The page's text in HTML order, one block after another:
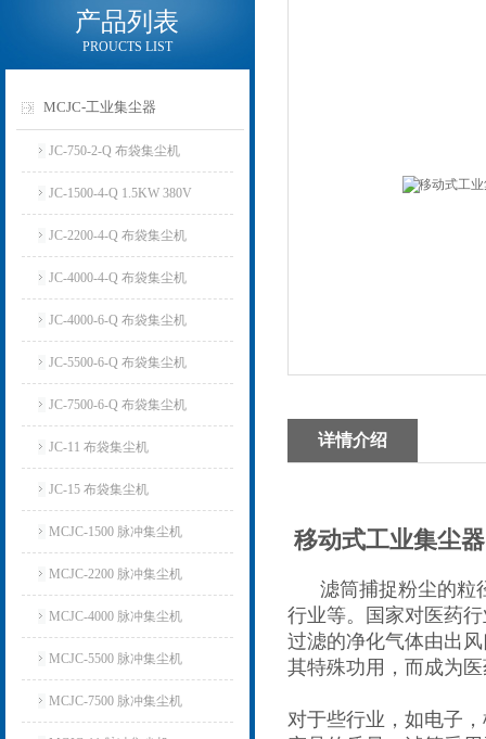
产品列表
PROUCTS LIST
MCJC-工业集尘器
JC-750-2-Q 布袋集尘机
JC-1500-4-Q 1.5KW 380V
JC-2200-4-Q 布袋集尘机
JC-4000-4-Q 布袋集尘机
JC-4000-6-Q 布袋集尘机
JC-5500-6-Q 布袋集尘机
JC-7500-6-Q 布袋集尘机
JC-11 布袋集尘机
JC-15 布袋集尘机
MCJC-1500 脉冲集尘机
MCJC-2200 脉冲集尘机
MCJC-4000 脉冲集尘机
MCJC-5500 脉冲集尘机
MCJC-7500 脉冲集尘机
详情介绍
移动式工业集尘
滤筒捕捉粉尘的粒径
行业等。国家对医药
过滤的净化气体由出
其特殊功用，而成为
对于些行业，如电子